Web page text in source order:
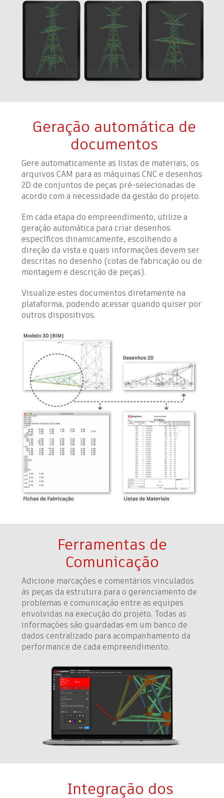
Geração automática de
documentos
Gere automaticamente as listas de materiais, os
arquivos CAM para as máquinas CNC e desenhos
2D de conjuntos de peças pré-selecionadas de
acordo com a necessidade da gestão do projeto.
Em cada etapa do empreendimento, utilize a
geração automática para criar desenhos
específicos dinamicamente, escolhendo a
direção da vista e quais informações devem ser
descritas no desenho (cotas de fabricação ou de
montagem e descrição de peças).
Visualize estes documentos diretamente na
plataforma, podendo acessar quando quiser por
outros dispositivos.
Ferramentas de
Comunicação
Adicione marcações e comentários vinculados
às peças da estrutura para o gerenciamento de
problemas e comunicação entre as equipes
envolvidas na execução do projeto. Todas as
informações são guardadas em um banco de
dados centralizado para acompanhamento da
performance de cada empreendimento.
Integração dos